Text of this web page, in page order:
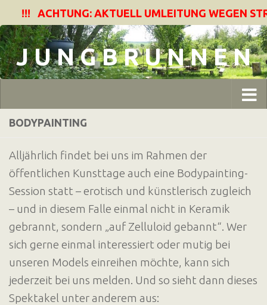
!!! ACHTUNG: AKTUELL UMLEITUNG WEGEN
Zum Inhalt springen
J U N G B R U N N E N
BODYPAINTING
Alljährlich findet bei uns im Rahmen der
öffentlichen Kunsttage auch eine Bodypainting-
Session statt – erotisch und künstlerisch zugleich
– und in diesem Falle einmal nicht in Keramik
gebrannt, sondern „auf Zelluloid gebannt“. Wer
sich gerne einmal interessiert oder mutig bei
unseren Models einreihen möchte, kann sich
jederzeit bei uns melden. Und so sieht dann dieses
Spektakel unter anderem aus: